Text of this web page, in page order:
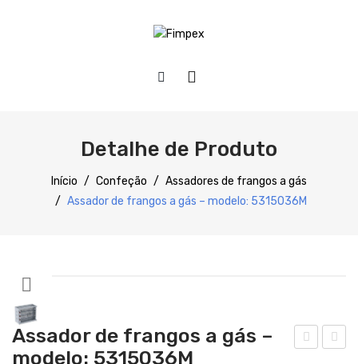
QUEM SOMOS
PRODUTOS
Preparação
Lavagem
Detalhe de Produto
Início / Confeção / Assadores de frangos a gás
/ Assador de frangos a gás – modelo: 5315036M
Assador de frangos a gás –
modelo: 5315036M